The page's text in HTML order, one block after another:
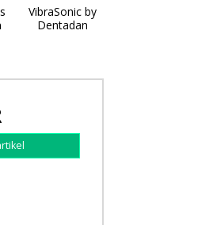
VibraSonic by
Dentadan